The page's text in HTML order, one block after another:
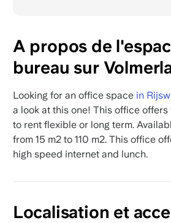
A propos de
bureau sur
Looking for an office space in
a look at this one! This office
to rent flexible or long term.
from 15 m2 to 110 m2. This office
high speed internet and lunch.
Localisation et